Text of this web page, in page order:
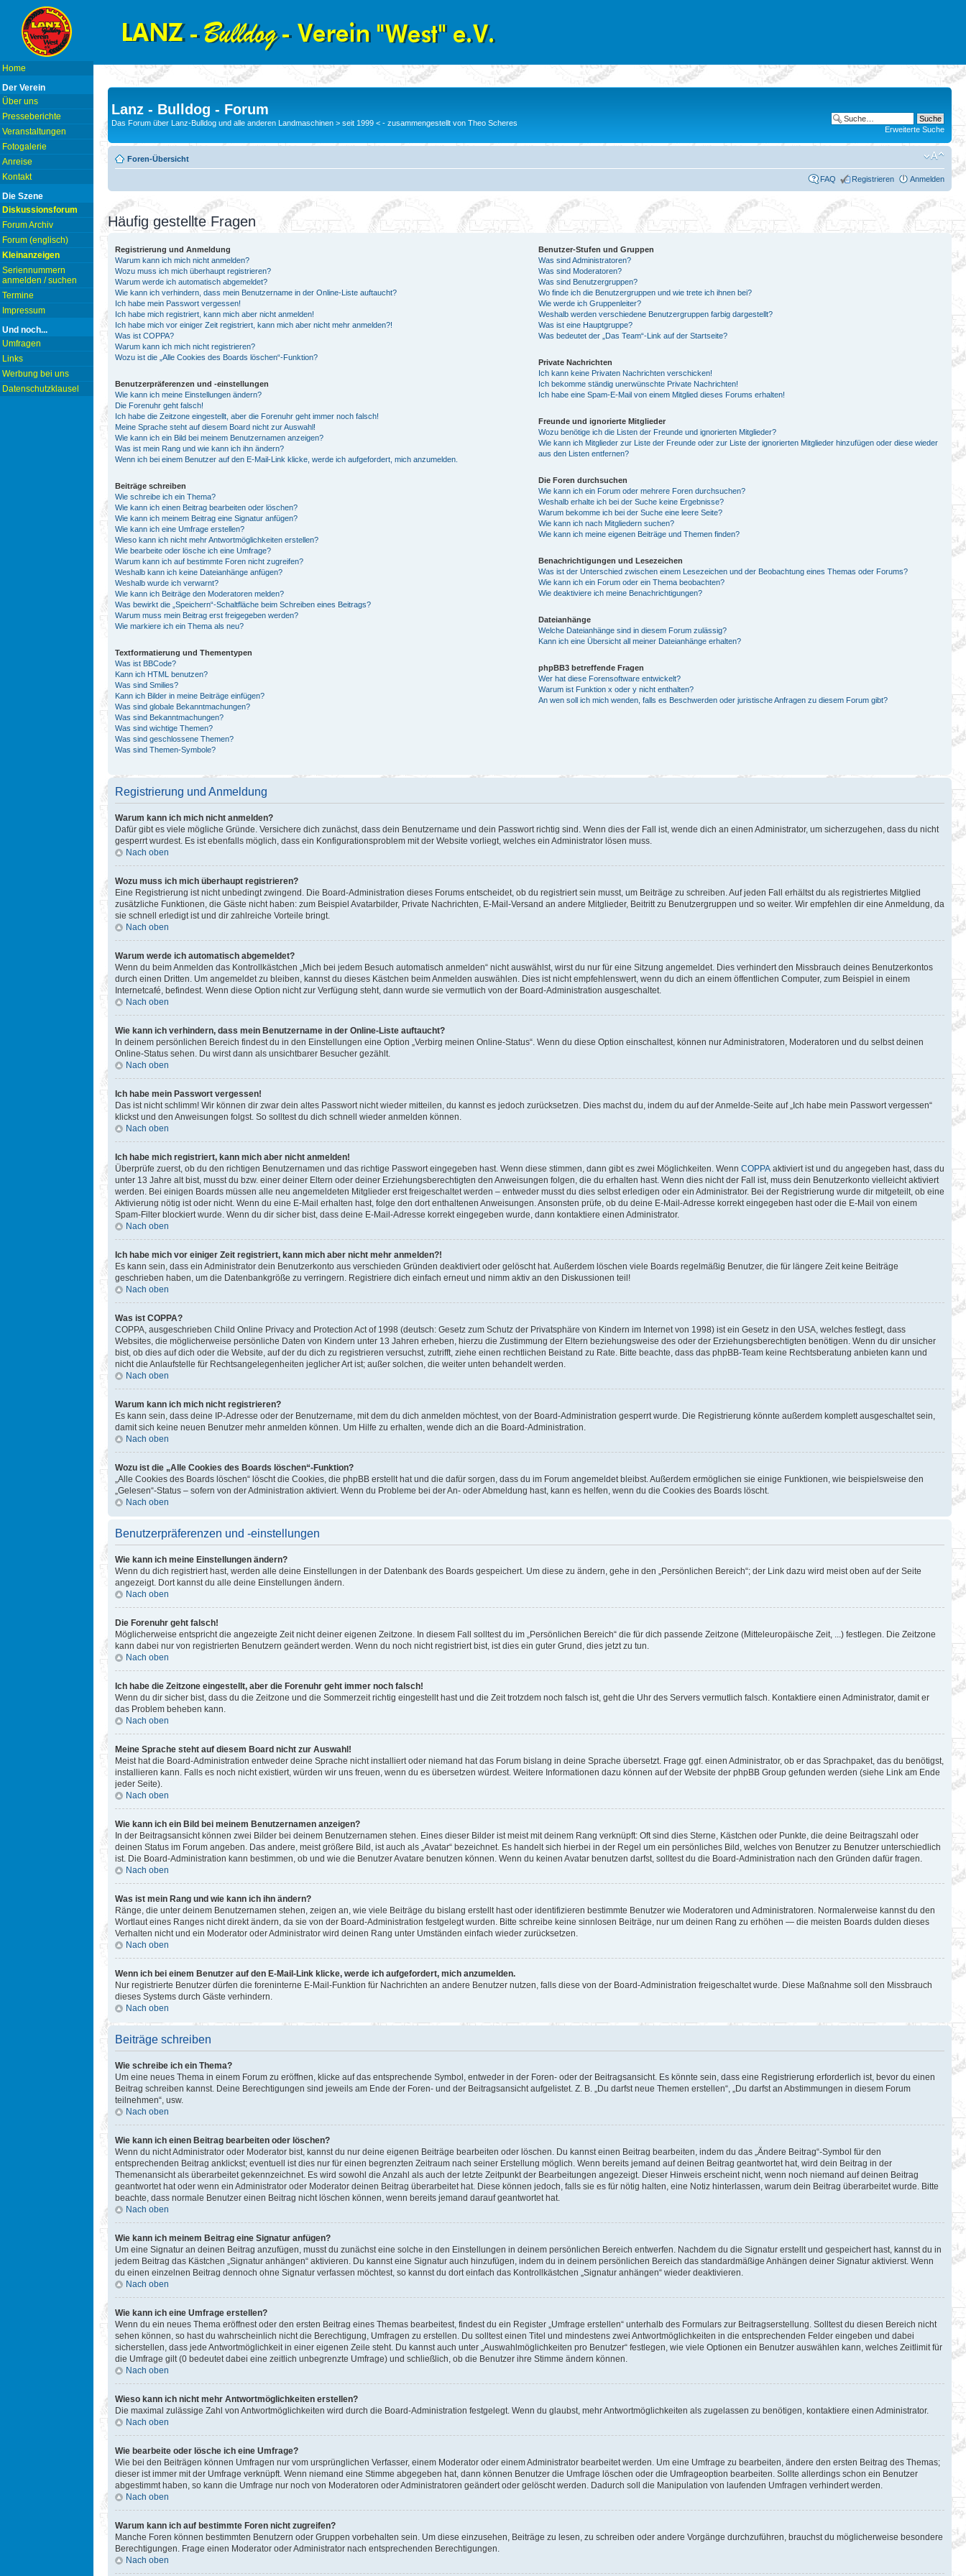
Home
Der Verein
Über uns
Presseberichte
Veranstaltungen
Fotogalerie
Anreise
Kontakt
Die Szene
Diskussionsforum
Forum Archiv
Forum (englisch)
Kleinanzeigen
Seriennummern
anmelden / suchen
Termine
Impressum
Und noch...
Umfragen
Links
Werbung bei uns
Datenschutzklausel
Lanz - Bulldog - Forum
Das Forum über Lanz-Bulldog und alle anderen Landmaschinen > seit 1999 < - zusammengestellt von Theo Scheres
Erweiterte Suche
Foren-Übersicht
FAQ Registrieren Anmelden
Häufig gestellte Fragen
Registrierung und Anmeldung
Warum kann ich mich nicht anmelden?
Wozu muss ich mich überhaupt registrieren?
Warum werde ich automatisch abgemeldet?
Wie kann ich verhindern, dass mein Benutzername in der Online-Liste auftaucht?
Ich habe mein Passwort vergessen!
Ich habe mich registriert, kann mich aber nicht anmelden!
Ich habe mich vor einiger Zeit registriert, kann mich aber nicht mehr anmelden?!
Was ist COPPA?
Warum kann ich mich nicht registrieren?
Wozu ist die „Alle Cookies des Boards löschen“-Funktion?
Benutzerpräferenzen und -einstellungen
Wie kann ich meine Einstellungen ändern?
Die Forenuhr geht falsch!
Ich habe die Zeitzone eingestellt, aber die Forenuhr geht immer noch falsch!
Meine Sprache steht auf diesem Board nicht zur Auswahl!
Wie kann ich ein Bild bei meinem Benutzernamen anzeigen?
Was ist mein Rang und wie kann ich ihn ändern?
Wenn ich bei einem Benutzer auf den E-Mail-Link klicke, werde ich aufgefordert, mich anzumelden.
Beiträge schreiben
Wie schreibe ich ein Thema?
Wie kann ich einen Beitrag bearbeiten oder löschen?
Wie kann ich meinem Beitrag eine Signatur anfügen?
Wie kann ich eine Umfrage erstellen?
Wieso kann ich nicht mehr Antwortmöglichkeiten erstellen?
Wie bearbeite oder lösche ich eine Umfrage?
Warum kann ich auf bestimmte Foren nicht zugreifen?
Weshalb kann ich keine Dateianhänge anfügen?
Weshalb wurde ich verwarnt?
Wie kann ich Beiträge den Moderatoren melden?
Was bewirkt die „Speichern“-Schaltfläche beim Schreiben eines Beitrags?
Warum muss mein Beitrag erst freigegeben werden?
Wie markiere ich ein Thema als neu?
Textformatierung und Thementypen
Was ist BBCode?
Kann ich HTML benutzen?
Was sind Smilies?
Kann ich Bilder in meine Beiträge einfügen?
Was sind globale Bekanntmachungen?
Was sind Bekanntmachungen?
Was sind wichtige Themen?
Was sind geschlossene Themen?
Was sind Themen-Symbole?
Benutzer-Stufen und Gruppen
Was sind Administratoren?
Was sind Moderatoren?
Was sind Benutzergruppen?
Wo finde ich die Benutzergruppen und wie trete ich ihnen bei?
Wie werde ich Gruppenleiter?
Weshalb werden verschiedene Benutzergruppen farbig dargestellt?
Was ist eine Hauptgruppe?
Was bedeutet der „Das Team“-Link auf der Startseite?
Private Nachrichten
Ich kann keine Privaten Nachrichten verschicken!
Ich bekomme ständig unerwünschte Private Nachrichten!
Ich habe eine Spam-E-Mail von einem Mitglied dieses Forums erhalten!
Freunde und ignorierte Mitglieder
Wozu benötige ich die Listen der Freunde und ignorierten Mitglieder?
Wie kann ich Mitglieder zur Liste der Freunde oder zur Liste der ignorierten Mitglieder hinzufügen oder diese wieder
aus den Listen entfernen?
Die Foren durchsuchen
Wie kann ich ein Forum oder mehrere Foren durchsuchen?
Weshalb erhalte ich bei der Suche keine Ergebnisse?
Warum bekomme ich bei der Suche eine leere Seite?
Wie kann ich nach Mitgliedern suchen?
Wie kann ich meine eigenen Beiträge und Themen finden?
Benachrichtigungen und Lesezeichen
Was ist der Unterschied zwischen einem Lesezeichen und der Beobachtung eines Themas oder Forums?
Wie kann ich ein Forum oder ein Thema beobachten?
Wie deaktiviere ich meine Benachrichtigungen?
Dateianhänge
Welche Dateianhänge sind in diesem Forum zulässig?
Kann ich eine Übersicht all meiner Dateianhänge erhalten?
phpBB3 betreffende Fragen
Wer hat diese Forensoftware entwickelt?
Warum ist Funktion x oder y nicht enthalten?
An wen soll ich mich wenden, falls es Beschwerden oder juristische Anfragen zu diesem Forum gibt?
Registrierung und Anmeldung
Warum kann ich mich nicht anmelden?
Dafür gibt es viele mögliche Gründe. Versichere dich zunächst, dass dein Benutzername und dein Passwort richtig sind. Wenn dies der Fall ist, wende dich an einen Administrator, um sicherzugehen, dass du nicht
gesperrt wurdest. Es ist ebenfalls möglich, dass ein Konfigurationsproblem mit der Website vorliegt, welches ein Administrator lösen muss.
Nach oben
Wozu muss ich mich überhaupt registrieren?
Eine Registrierung ist nicht unbedingt zwingend. Die Board-Administration dieses Forums entscheidet, ob du registriert sein musst, um Beiträge zu schreiben. Auf jeden Fall erhältst du als registriertes Mitglied
zusätzliche Funktionen, die Gäste nicht haben: zum Beispiel Avatarbilder, Private Nachrichten, E-Mail-Versand an andere Mitglieder, Beitritt zu Benutzergruppen und so weiter. Wir empfehlen dir eine Anmeldung, da
sie schnell erledigt ist und dir zahlreiche Vorteile bringt.
Nach oben
Warum werde ich automatisch abgemeldet?
Wenn du beim Anmelden das Kontrollkästchen „Mich bei jedem Besuch automatisch anmelden“ nicht auswählst, wirst du nur für eine Sitzung angemeldet. Dies verhindert den Missbrauch deines Benutzerkontos
durch einen Dritten. Um angemeldet zu bleiben, kannst du dieses Kästchen beim Anmelden auswählen. Dies ist nicht empfehlenswert, wenn du dich an einem öffentlichen Computer, zum Beispiel in einem
Internetcafé, befindest. Wenn diese Option nicht zur Verfügung steht, dann wurde sie vermutlich von der Board-Administration ausgeschaltet.
Nach oben
Wie kann ich verhindern, dass mein Benutzername in der Online-Liste auftaucht?
In deinem persönlichen Bereich findest du in den Einstellungen eine Option „Verbirg meinen Online-Status“. Wenn du diese Option einschaltest, können nur Administratoren, Moderatoren und du selbst deinen
Online-Status sehen. Du wirst dann als unsichtbarer Besucher gezählt.
Nach oben
Ich habe mein Passwort vergessen!
Das ist nicht schlimm! Wir können dir zwar dein altes Passwort nicht wieder mitteilen, du kannst es jedoch zurücksetzen. Dies machst du, indem du auf der Anmelde-Seite auf „Ich habe mein Passwort vergessen“
klickst und den Anweisungen folgst. So solltest du dich schnell wieder anmelden können.
Nach oben
Ich habe mich registriert, kann mich aber nicht anmelden!
Überprüfe zuerst, ob du den richtigen Benutzernamen und das richtige Passwort eingegeben hast. Wenn diese stimmen, dann gibt es zwei Möglichkeiten. Wenn COPPA aktiviert ist und du angegeben hast, dass du
unter 13 Jahre alt bist, musst du bzw. einer deiner Eltern oder deiner Erziehungsberechtigten den Anweisungen folgen, die du erhalten hast. Wenn dies nicht der Fall ist, muss dein Benutzerkonto vielleicht aktiviert
werden. Bei einigen Boards müssen alle neu angemeldeten Mitglieder erst freigeschaltet werden – entweder musst du dies selbst erledigen oder ein Administrator. Bei der Registrierung wurde dir mitgeteilt, ob eine
Aktivierung nötig ist oder nicht. Wenn du eine E-Mail erhalten hast, folge den dort enthaltenen Anweisungen. Ansonsten prüfe, ob du deine E-Mail-Adresse korrekt eingegeben hast oder die E-Mail von einem
Spam-Filter blockiert wurde. Wenn du dir sicher bist, dass deine E-Mail-Adresse korrekt eingegeben wurde, dann kontaktiere einen Administrator.
Nach oben
Ich habe mich vor einiger Zeit registriert, kann mich aber nicht mehr anmelden?!
Es kann sein, dass ein Administrator dein Benutzerkonto aus verschieden Gründen deaktiviert oder gelöscht hat. Außerdem löschen viele Boards regelmäßig Benutzer, die für längere Zeit keine Beiträge
geschrieben haben, um die Datenbankgröße zu verringern. Registriere dich einfach erneut und nimm aktiv an den Diskussionen teil!
Nach oben
Was ist COPPA?
COPPA, ausgeschrieben Child Online Privacy and Protection Act of 1998 (deutsch: Gesetz zum Schutz der Privatsphäre von Kindern im Internet von 1998) ist ein Gesetz in den USA, welches festlegt, dass
Websites, die möglicherweise persönliche Daten von Kindern unter 13 Jahren erheben, hierzu die Zustimmung der Eltern beziehungsweise des oder der Erziehungsberechtigten benötigen. Wenn du dir unsicher
bist, ob dies auf dich oder die Website, auf der du dich zu registrieren versuchst, zutrifft, ziehe einen rechtlichen Beistand zu Rate. Bitte beachte, dass das phpBB-Team keine Rechtsberatung anbieten kann und
nicht die Anlaufstelle für Rechtsangelegenheiten jeglicher Art ist; außer solchen, die weiter unten behandelt werden.
Nach oben
Warum kann ich mich nicht registrieren?
Es kann sein, dass deine IP-Adresse oder der Benutzername, mit dem du dich anmelden möchtest, von der Board-Administration gesperrt wurde. Die Registrierung könnte außerdem komplett ausgeschaltet sein,
damit sich keine neuen Benutzer mehr anmelden können. Um Hilfe zu erhalten, wende dich an die Board-Administration.
Nach oben
Wozu ist die „Alle Cookies des Boards löschen“-Funktion?
„Alle Cookies des Boards löschen“ löscht die Cookies, die phpBB erstellt hat und die dafür sorgen, dass du im Forum angemeldet bleibst. Außerdem ermöglichen sie einige Funktionen, wie beispielsweise den
„Gelesen“-Status – sofern von der Administration aktiviert. Wenn du Probleme bei der An- oder Abmeldung hast, kann es helfen, wenn du die Cookies des Boards löscht.
Nach oben
Benutzerpräferenzen und -einstellungen
Wie kann ich meine Einstellungen ändern?
Wenn du dich registriert hast, werden alle deine Einstellungen in der Datenbank des Boards gespeichert. Um diese zu ändern, gehe in den „Persönlichen Bereich“; der Link dazu wird meist oben auf der Seite
angezeigt. Dort kannst du alle deine Einstellungen ändern.
Nach oben
Die Forenuhr geht falsch!
Möglicherweise entspricht die angezeigte Zeit nicht deiner eigenen Zeitzone. In diesem Fall solltest du im „Persönlichen Bereich“ die für dich passende Zeitzone (Mitteleuropäische Zeit, ...) festlegen. Die Zeitzone
kann dabei nur von registrierten Benutzern geändert werden. Wenn du noch nicht registriert bist, ist dies ein guter Grund, dies jetzt zu tun.
Nach oben
Ich habe die Zeitzone eingestellt, aber die Forenuhr geht immer noch falsch!
Wenn du dir sicher bist, dass du die Zeitzone und die Sommerzeit richtig eingestellt hast und die Zeit trotzdem noch falsch ist, geht die Uhr des Servers vermutlich falsch. Kontaktiere einen Administrator, damit er
das Problem beheben kann.
Nach oben
Meine Sprache steht auf diesem Board nicht zur Auswahl!
Meist hat die Board-Administration entweder deine Sprache nicht installiert oder niemand hat das Forum bislang in deine Sprache übersetzt. Frage ggf. einen Administrator, ob er das Sprachpaket, das du benötigst,
installieren kann. Falls es noch nicht existiert, würden wir uns freuen, wenn du es übersetzen würdest. Weitere Informationen dazu können auf der Website der phpBB Group gefunden werden (siehe Link am Ende
jeder Seite).
Nach oben
Wie kann ich ein Bild bei meinem Benutzernamen anzeigen?
In der Beitragsansicht können zwei Bilder bei deinem Benutzernamen stehen. Eines dieser Bilder ist meist mit deinem Rang verknüpft: Oft sind dies Sterne, Kästchen oder Punkte, die deine Beitragszahl oder
deinen Status im Forum angeben. Das andere, meist größere Bild, ist auch als „Avatar“ bezeichnet. Es handelt sich hierbei in der Regel um ein persönliches Bild, welches von Benutzer zu Benutzer unterschiedlich
ist. Die Board-Administration kann bestimmen, ob und wie die Benutzer Avatare benutzen können. Wenn du keinen Avatar benutzen darfst, solltest du die Board-Administration nach den Gründen dafür fragen.
Nach oben
Was ist mein Rang und wie kann ich ihn ändern?
Ränge, die unter deinem Benutzernamen stehen, zeigen an, wie viele Beiträge du bislang erstellt hast oder identifizieren bestimmte Benutzer wie Moderatoren und Administratoren. Normalerweise kannst du den
Wortlaut eines Ranges nicht direkt ändern, da sie von der Board-Administration festgelegt wurden. Bitte schreibe keine sinnlosen Beiträge, nur um deinen Rang zu erhöhen — die meisten Boards dulden dieses
Verhalten nicht und ein Moderator oder Administrator wird deinen Rang unter Umständen einfach wieder zurücksetzen.
Nach oben
Wenn ich bei einem Benutzer auf den E-Mail-Link klicke, werde ich aufgefordert, mich anzumelden.
Nur registrierte Benutzer dürfen die foreninterne E-Mail-Funktion für Nachrichten an andere Benutzer nutzen, falls diese von der Board-Administration freigeschaltet wurde. Diese Maßnahme soll den Missbrauch
dieses Systems durch Gäste verhindern.
Nach oben
Beiträge schreiben
Wie schreibe ich ein Thema?
Um eine neues Thema in einem Forum zu eröffnen, klicke auf das entsprechende Symbol, entweder in der Foren- oder der Beitragsansicht. Es könnte sein, dass eine Registrierung erforderlich ist, bevor du einen
Beitrag schreiben kannst. Deine Berechtigungen sind jeweils am Ende der Foren- und der Beitragsansicht aufgelistet. Z. B. „Du darfst neue Themen erstellen“, „Du darfst an Abstimmungen in diesem Forum
teilnehmen“, usw.
Nach oben
Wie kann ich einen Beitrag bearbeiten oder löschen?
Wenn du nicht Administrator oder Moderator bist, kannst du nur deine eigenen Beiträge bearbeiten oder löschen. Du kannst einen Beitrag bearbeiten, indem du das „Ändere Beitrag“-Symbol für den
entsprechenden Beitrag anklickst; eventuell ist dies nur für einen begrenzten Zeitraum nach seiner Erstellung möglich. Wenn bereits jemand auf deinen Beitrag geantwortet hat, wird dein Beitrag in der
Themenansicht als überarbeitet gekennzeichnet. Es wird sowohl die Anzahl als auch der letzte Zeitpunkt der Bearbeitungen angezeigt. Dieser Hinweis erscheint nicht, wenn noch niemand auf deinen Beitrag
geantwortet hat oder wenn ein Administrator oder Moderator deinen Beitrag überarbeitet hat. Diese können jedoch, falls sie es für nötig halten, eine Notiz hinterlassen, warum dein Beitrag überarbeitet wurde. Bitte
beachte, dass normale Benutzer einen Beitrag nicht löschen können, wenn bereits jemand darauf geantwortet hat.
Nach oben
Wie kann ich meinem Beitrag eine Signatur anfügen?
Um eine Signatur an deinen Beitrag anzufügen, musst du zunächst eine solche in den Einstellungen in deinem persönlichen Bereich entwerfen. Nachdem du die Signatur erstellt und gespeichert hast, kannst du in
jedem Beitrag das Kästchen „Signatur anhängen“ aktivieren. Du kannst eine Signatur auch hinzufügen, indem du in deinem persönlichen Bereich das standardmäßige Anhängen deiner Signatur aktivierst. Wenn
du einen einzelnen Beitrag dennoch ohne Signatur verfassen möchtest, so kannst du dort einfach das Kontrollkästchen „Signatur anhängen“ wieder deaktivieren.
Nach oben
Wie kann ich eine Umfrage erstellen?
Wenn du ein neues Thema eröffnest oder den ersten Beitrag eines Themas bearbeitest, findest du ein Register „Umfrage erstellen“ unterhalb des Formulars zur Beitragserstellung. Solltest du diesen Bereich nicht
sehen können, so hast du wahrscheinlich nicht die Berechtigung, Umfragen zu erstellen. Du solltest einen Titel und mindestens zwei Antwortmöglichkeiten in die entsprechenden Felder eingeben und dabei
sicherstellen, dass jede Antwortmöglichkeit in einer eigenen Zeile steht. Du kannst auch unter „Auswahlmöglichkeiten pro Benutzer“ festlegen, wie viele Optionen ein Benutzer auswählen kann, welches Zeitlimit für
die Umfrage gilt (0 bedeutet dabei eine zeitlich unbegrenzte Umfrage) und schließlich, ob die Benutzer ihre Stimme ändern können.
Nach oben
Wieso kann ich nicht mehr Antwortmöglichkeiten erstellen?
Die maximal zulässige Zahl von Antwortmöglichkeiten wird durch die Board-Administration festgelegt. Wenn du glaubst, mehr Antwortmöglichkeiten als zugelassen zu benötigen, kontaktiere einen Administrator.
Nach oben
Wie bearbeite oder lösche ich eine Umfrage?
Wie bei den Beiträgen können Umfragen nur vom ursprünglichen Verfasser, einem Moderator oder einem Administrator bearbeitet werden. Um eine Umfrage zu bearbeiten, ändere den ersten Beitrag des Themas;
dieser ist immer mit der Umfrage verknüpft. Wenn niemand eine Stimme abgegeben hat, dann können Benutzer die Umfrage löschen oder die Umfrageoption bearbeiten. Sollte allerdings schon ein Benutzer
abgestimmt haben, so kann die Umfrage nur noch von Moderatoren oder Administratoren geändert oder gelöscht werden. Dadurch soll die Manipulation von laufenden Umfragen verhindert werden.
Nach oben
Warum kann ich auf bestimmte Foren nicht zugreifen?
Manche Foren können bestimmten Benutzern oder Gruppen vorbehalten sein. Um diese einzusehen, Beiträge zu lesen, zu schreiben oder andere Vorgänge durchzuführen, brauchst du möglicherweise besondere
Berechtigungen. Frage einen Moderator oder Administrator nach entsprechenden Berechtigungen.
Nach oben